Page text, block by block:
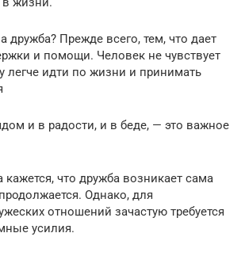
дружба? Прежде всего, тем, что дает
и помощи. Человек не чувствует
легче идти по жизни и принимать
и в радости, и в беде, — это важное
кажется, что дружба возникает сама
Однако, для
отношений зачастую требуется
усилия.